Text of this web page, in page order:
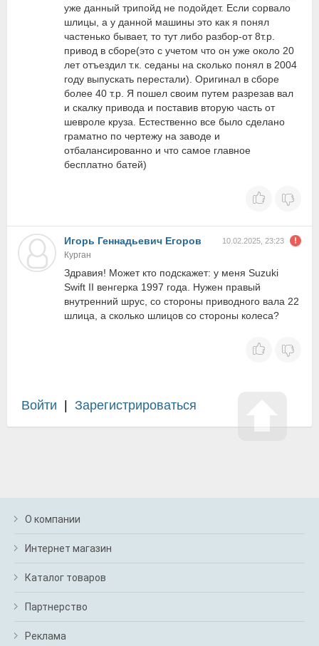
уже данный трипойд не подойдет. Если сорвало
шлицы, а у данной машины это как я понял
частенько бывает, то тут либо разбор-от 8т.р.
привод в сборе(это с учетом что он уже около 20
лет отъездил т.к. седаны на сколько понял в 2004
году выпускать перестали). Оригинал в сборе
более 40 т.р. Я пошел своим путем разрезав вал
и скалку привода и поставив вторую часть от
шевроле круза. Естественно все было сделано
граматно по чертежу на заводе и
отбалансированно и что самое главное
бесплатно батей)
Игорь Геннадьевич Егоров 10.02.2025, 23:23
Курган
Здравия! Может кто подскажет: у меня Suzuki
Swift II венгерка 1997 года. Нужен правый
внутренний шрус, со стороны приводного вала 22
шлица, а сколько шлицов со стороны колеса?
Войти Зарегистрироваться
О компании
Интернет магазин
Каталог товаров
Партнерство
Реклама